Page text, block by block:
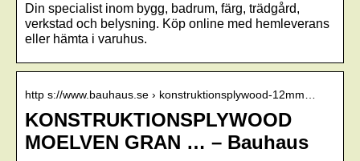
Din specialist inom bygg, badrum, färg, trädgård,
verkstad och belysning. Köp online med hemleverans
eller hämta i varuhus.
http s://www.bauhaus.se › konstruktionsplywood-12mm…
KONSTRUKTIONSPLYWOOD
MOELVEN GRAN … – Bauhaus